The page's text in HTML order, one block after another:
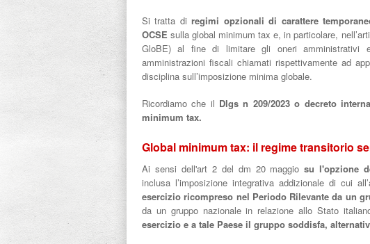
Si tratta diregimi opzionali di carattere
OCSE sulla global minimum tax e, in particolare,
GloBE) al fine di limitare gli oneri
amministrazioni fiscali chiamati rispettivamente ad
disciplina sull’imposizione minima globale.
Ricordiamo che il Dlgs n 209/2023 o decreto
minimum tax.
Global minimum tax: il regime transitorio
Ai sensi dell'art 2 del dm 20 maggiosu l'opzione
inclusa l’imposizione integrativa addizionale di cui
esercizio ricompreso nel Periodo Rilevante da un
da un gruppo nazionale in relazione allo Stato
esercizio e a tale Paese il gruppo soddisfa,